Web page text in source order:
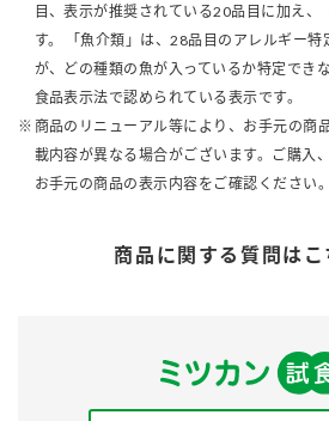
目、表示が推奨されている20品目に加え、
す。 「魚介類」は、28品目のアレルギー
が、どの種類の魚が入っているか特定でき
食品表示法で認められている表示です。
商品のリニューアル等により、お手元の商
載内容が異なる場合がございます。ご購入
お手元の商品の表示内容をご確認ください。
商品に関する質問はこ